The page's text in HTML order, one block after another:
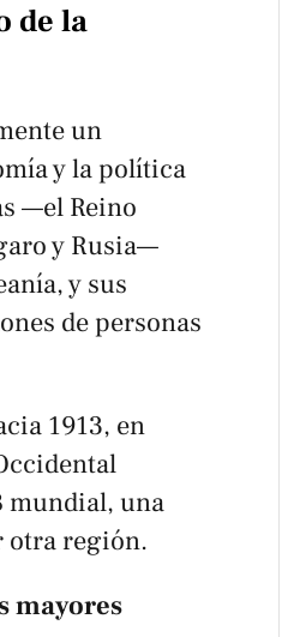
de la
un
y la política
—el Reino
y Rusia—
y sus
de personas
1913, en
mundial, una
otra región.
mayores